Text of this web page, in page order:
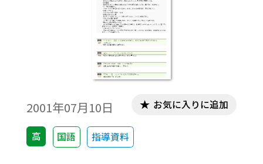
2001年07月10日
高 国語 指導資料
お気に入りに追加